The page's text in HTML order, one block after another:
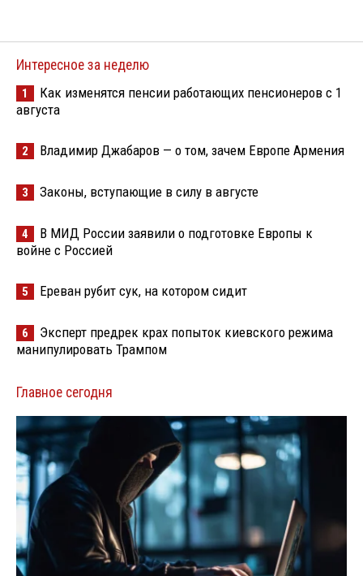
Интересное за неделю
1
Как изменятся пенсии работающих пенсионеров с 1
августа
2 Владимир Джабаров — о том, зачем Европе Армения
3 Законы, вступающие в силу в августе
4
В МИД России заявили о подготовке Европы к
войне с Россией
5 Ереван рубит сук, на котором сидит
6
Эксперт предрек крах попыток киевского режима
манипулировать Трампом
Главное сегодня